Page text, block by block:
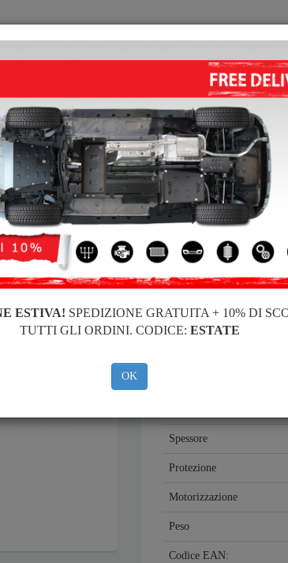
PARAMOTORE HOME CONSEGNARE
Renault Scenic
PIASTRA PARAMOTORE
Codice del prodotto: 19.135
Spessore
Protezione
Motorizzazione
Peso
Codice EAN:
ESTIVA! SPEDIZIONE GRATUITA + 10% DI
TUTTI GLI ORDINI. CODICE: ESTATE
OK